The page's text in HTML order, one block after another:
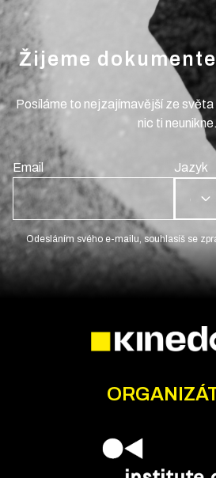
Žijeme
Posíláme to nejzajímavější ze světa
nic ti neunikne.
Email Jazyk
CS
Odesláním svého e-mailu, souhlasíš se